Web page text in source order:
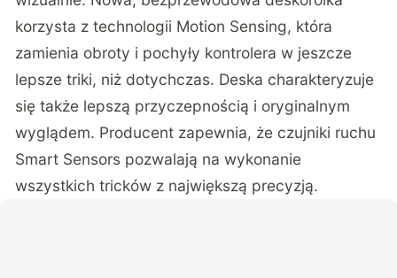
korzysta z technologii Motion Sensing, która
zamienia obroty i pochyły kontrolera w jeszcze
lepsze triki, niż dotychczas. Deska charakteryzuje
się także lepszą przyczepnością i oryginalnym
wyglądem. Producent zapewnia, że czujniki ruchu
Smart Sensors pozwalają na wykonanie
wszystkich tricków z największą precyzją.